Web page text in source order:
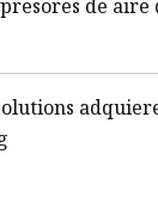
de aire